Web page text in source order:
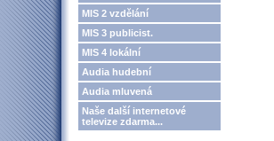
MIS 2 vzdělání
MIS 3 publicist.
MIS 4 lokální
Audia hudební
Audia mluvená
Naše další internetové
televize zdarma...